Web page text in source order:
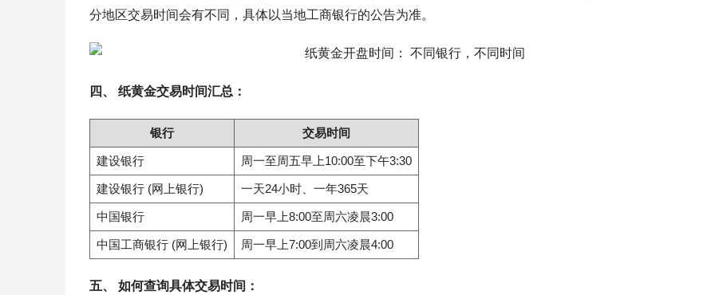
分地区交易时间会有不同，具体以当地工商银行的公告为准。
四、 纸黄金交易时间汇总：
银行 交易时间
建设银行 周一至周五早上10:00至下午3:30
建设银行 (网上银行) 一天24小时、一年365天
中国银行 周一早上8:00至周六凌晨3:00
中国工商银行 (网上银行) 周一早上7:00到周六凌晨4:00
五、 如何查询具体交易时间：